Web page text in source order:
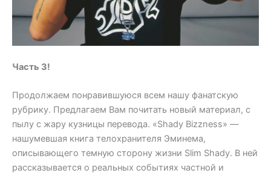
Часть 3!
Продолжаем понравившуюся всем нашу фанатскую
рубрику. Предлагаем Вам почитать новый материал, с
пылу с жару кузницы перевода. «Shady Bizzness» —
нашумевшая книга телохранителя Эминема,
описывающего темную сторону жизни Slim Shady. В ней
рассказывается о реальных событиях частной и